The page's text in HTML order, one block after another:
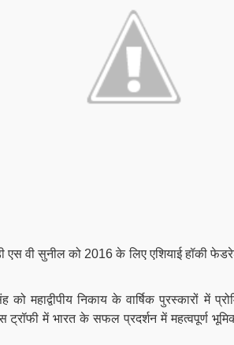
एस वी सुनील को 2016 के लिए एशियाई हॉकी
को महाद्वीपीय निकाय के वार्षिक पुरस्कारों में
में भारत के सफल प्रदर्शन में महत्वपूर्ण